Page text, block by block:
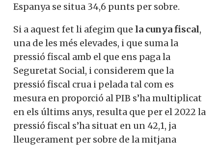
Espanya se situa 34,6 punts per sobre.
Si a aquest fet li afegim que la cunya fiscal,
una de les més elevades, i que suma la
pressió fiscal amb el que ens paga la
Seguretat Social, i considerem que la
pressió fiscal crua i pelada tal com es
mesura en proporció al PIB s’ha multiplicat
en els últims anys, resulta que per el 2022 la
pressió fiscal s’ha situat en un 42,1, ja
lleugerament per sobre de la mitjana